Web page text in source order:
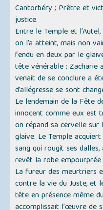
Cantorbéry ; Prêtre et
justice.
Entre le Temple et
on l’a atteint, mais non
fendu en deux par le
tête vénérable ; Zacharie
venait de se conclure a
d’allégresse se sont
Le lendemain de la Fête
innocent comme eux est
on répand sa cervelle
glaive. Le Temple
sang qui rougit ses
revêt la robe
La fureur des meurtriers
contre la vie du Juste, et
tête en présence même